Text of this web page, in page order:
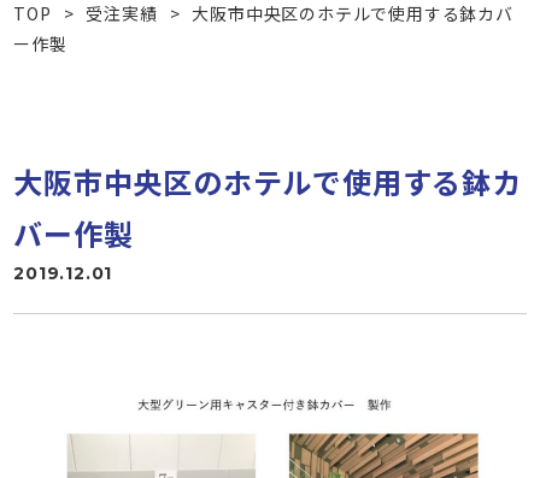
TOP > 受注実績 > 大阪市中央区のホテルで使用する鉢カバ
ー作製
大阪市中央区のホテルで使用する鉢カ
バー作製
2019.12.01